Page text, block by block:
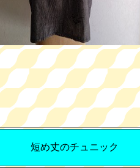
短め丈のチュニック